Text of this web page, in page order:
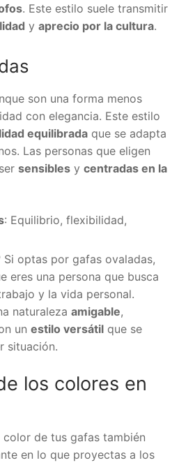
. Este estilo suele transmitir
y aprecio por la cultura.
son una forma menos
con elegancia. Este estilo
equilibrada que se adapta
Las personas que eligen
sensibles y centradas en la
: Equilibrio, flexibilidad,
Si optas por gafas ovaladas,
eres una persona que busca
y la vida personal.
naturaleza amigable,
un estilo versátil que se
situación.
los colores en
de tus gafas también
en lo que proyectas a los